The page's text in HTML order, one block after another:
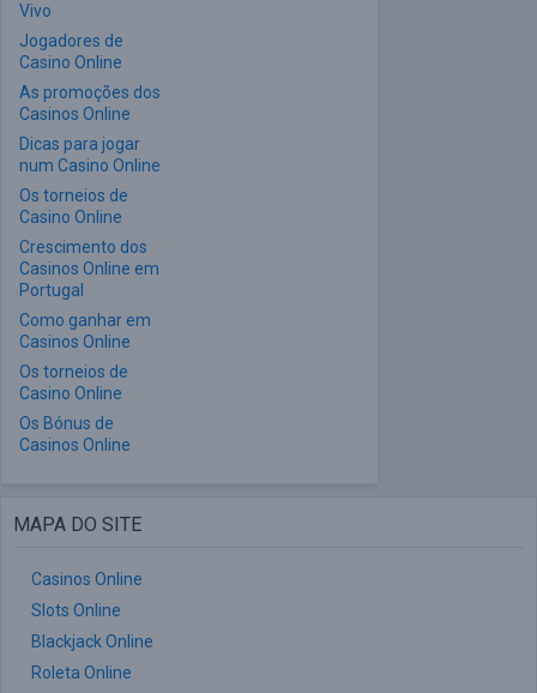
Vivo
Jogadores de
Casino Online
As promoções dos
Casinos Online
Dicas para jogar
num Casino Online
Os torneios de
Casino Online
Crescimento dos
Casinos Online em
Portugal
Como ganhar em
Casinos Online
Os torneios de
Casino Online
Os Bónus de
Casinos Online
MAPA DO SITE
Casinos Online
Slots Online
Blackjack Online
Roleta Online